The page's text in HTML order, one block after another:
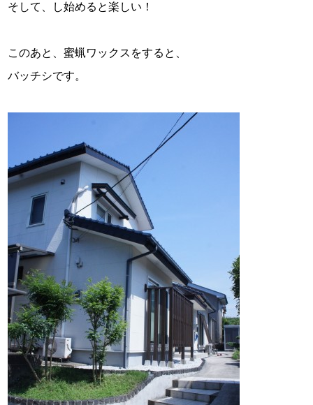
そして、し始めると楽しい！
このあと、蜜蝋ワックスをすると、
バッチシです。